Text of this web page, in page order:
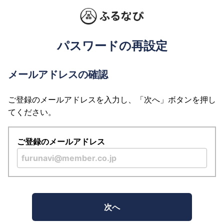
パスワードの再設定
メールアドレスの確認
ご登録のメールアドレスを入力し、「次へ」ボタンを押し
てください。
ご登録のメールアドレス